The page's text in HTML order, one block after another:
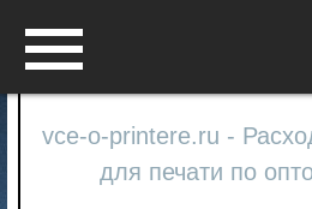
vce-o-printere.ru -
для печати по